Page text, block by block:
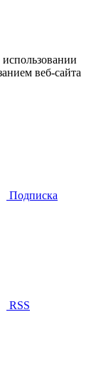
веб-сайта
Подписка
RSS